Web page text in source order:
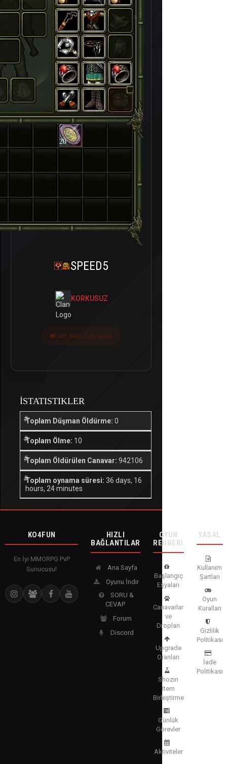
20
SPEED5
KORKUSUZ
Last seen 3 ay önce
İSTATISTIKLER
Toplam Düşman Öldürme: 0
Toplam Ölme: 10
Toplam Öldürülen Canavar: 942106
Toplam oynama süresi: 36 days, 16
hours, 24 minutes
KO4FUN
En İyi MMORPG PvP
Sunucusu!
HIZLI
BAĞLANTILAR
Ana Sayfa
Oyunu İndir
SORU &
CEVAP
Forum
Discord
OYUN
REHBERI
Başlangıç
Eşyaları
Canavarlar
ve
Dropları
Upgrade
Oranları
Shozin
Item
Birleştirme
Günlük
Görevler
Aktiviteler
YASAL
Kullanım
Şartları
Oyun
Kuralları
Gizlilik
Politikası
İade
Politikası